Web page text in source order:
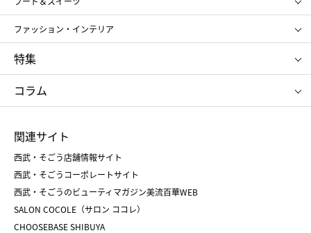
お中元
お歳暮
ポール&ジョー ボーテ
ジルスチュアート
NARS
RMK
クリニーク
SK-Ⅱ
アンリ・シャルパンティエ
ゴディバ
新宿高野
たねや
ねんりん家
ファッション・インテリア
ポロ ラルフ ローレン
タケオ キクチ
ママ＆キッズ
シュタイフ
特集
お中元
ひな人形
五月人形
父の日
クリスマスケーキ
ホワイトデー
コラム
菓子折り
和菓子
人気のギフト
バレンタイン
ホワイトデー
おせち
関連サイト
西武・そごう店舗情報サイト
西武・そごうコーポレートサイト
西武・そごうのビューティマガジン美流百華WEB
SALON COCOLE（サロン ココレ）
CHOOSEBASE SHIBUYA